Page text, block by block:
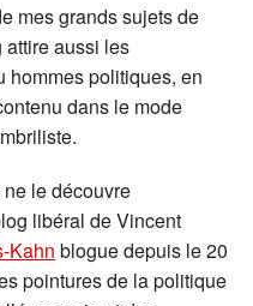
mes grands sujets de
attire aussi les
hommes politiques, en
dans le mode
ne le découvre
libéral de Vincent
Kahn blogue depuis le 20
pointures de la politique